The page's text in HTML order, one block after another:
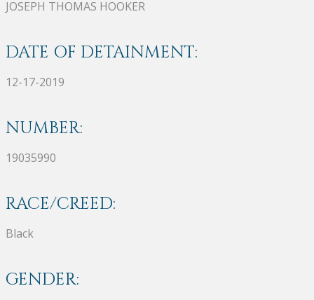
JOSEPH THOMAS HOOKER
DATE OF DETAINMENT:
12-17-2019
NUMBER:
19035990
RACE/CREED:
Black
GENDER: